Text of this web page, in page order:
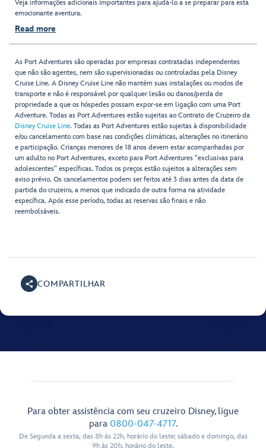
Veja informações adicionais importantes para ajudá-lo a se preparar para esta
emocionante aventura.
Read more
As Port Adventures são operadas por empresas contratadas independentes
que não são agentes, nem são supervisionadas ou controladas pela Disney
Cruise Line. A Disney Cruise Line não mantém suas instalações ou modos de
transporte e não é responsável por qualquer lesão ou danos/perda de
propriedade a que os hóspedes possam expor-se em ligação com uma Port
Adventure. Todas as Port Adventures estão sujeitas ao Contrato de Cruzeiro da
Disney Cruise Line. Todas as Port Adventures estão sujeitas à disponibilidade
e/ou cancelamento com base nas condições climáticas, alterações no itinerário
e participação. Crianças menores de 18 anos devem estar acompanhadas por
um adulto no Port Adventures, exceto para Port Adventures "exclusivas para
adolescentes” específicas. Todos os preços estão sujeitos a alterações sem
aviso prévio. Os cancelamentos podem ser feitos até 3 dias antes da data de
partida do cruzeiro, a menos que indicado de outra forma na atividade
específica. Após esse período, todas as reservas são finais e não
reembolsáveis.
COMPARTILHAR
Para obter assistência com seu cruzeiro Disney, ligue
para 0800-047-4717.
De Segunda a sexta, das 8h ás 22h, horário do leste; sábado e domingo, das
9h ás 20h, horário do leste.